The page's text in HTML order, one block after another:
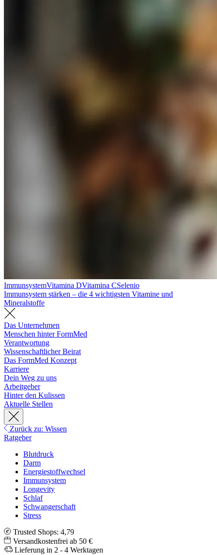
ImmunsystemVitamina DVitamina CSelenio
Immunsystem stärken – die 4 wichtigsten Vitamine und
Mineralstoffe
Das Unternehmen
Menschen hinter FormMed
Verantwortung
Wissenschaftlicher Beirat
Das FormMed Konzept
Karriere
Dein Weg zu uns
Arbeitgeber
Hinter den Kulissen
Aktuelle Stellen
Zurück zu: Wissen
Ratgeber
Blutdruck
Darm
Energiestoffwechsel
Immunsystem
Longevity
Schlaf
Schwangerschaft
Stress
Trusted Shops: 4,79
Versandkostenfrei ab 50 €
Lieferung in 2 - 4 Werktagen